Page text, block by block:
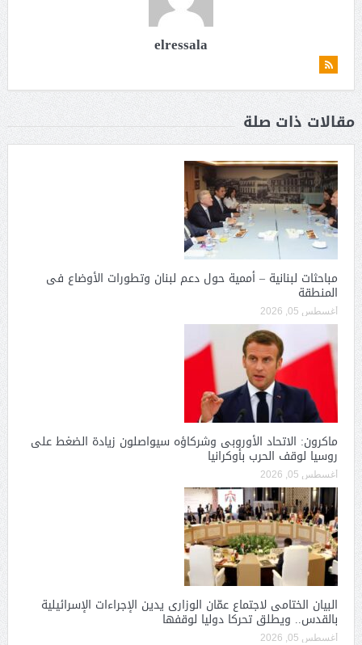
elressala
مقالات ذات صلة
مباحثات لبنانية – أممية حول دعم لبنان وتطورات الأوضاع فى
المنطقة
أغسطس 05, 2026
ماكرون: الاتحاد الأوروبى وشركاؤه سيواصلون زيادة الضغط على
روسيا لوقف الحرب بأوكرانيا
أغسطس 05, 2026
البيان الختامى لاجتماع عمّان الوزارى يدين الإجراءات الإسرائيلية
بالقدس.. ويطلق تحركا دوليا لوقفها
أغسطس 05, 2026